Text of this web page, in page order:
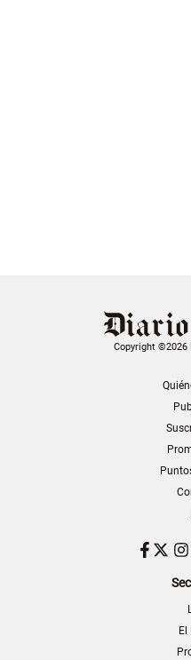
Copyright ©2026
El